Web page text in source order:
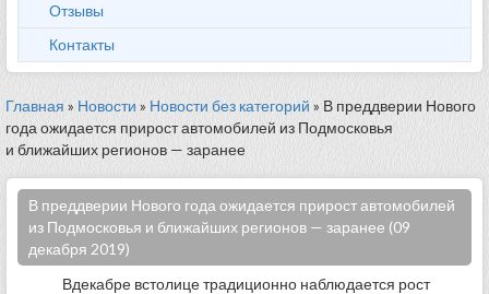
Отзывы
Контакты
Главная » Новости » Новости без категорий » В преддверии Нового
года ожидается прирост автомобилей из Подмосковья
и ближайших регионов — заранее
В преддверии Нового года ожидается прирост автомобилей
из Подмосковья и ближайших регионов — заранее (09
декабря 2019)
Вдекабре встолице традиционно наблюдается рост